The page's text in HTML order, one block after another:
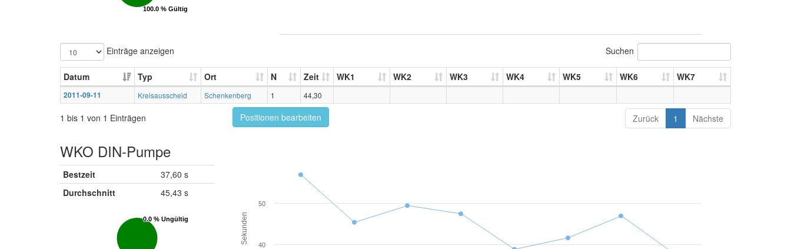
100.0 % Gültig
100.0 % Gültig
Einträge anzeigen Suchen
Datum Typ Ort N Zeit WK1 WK2 WK3 WK4 WK5 WK6 WK7
2011-09-11 Kreisausscheid Schenkenberg 1 44,30
1 bis 1 von 1 Einträgen Positionen bearbeiten Zurück 1 Nächste
WKO DIN-Pumpe
Bestzeit
37,60 s
Durchschnitt
45,43 s
0.0 % Ungültig
0.0 % Ungültig Sekunden
40
50